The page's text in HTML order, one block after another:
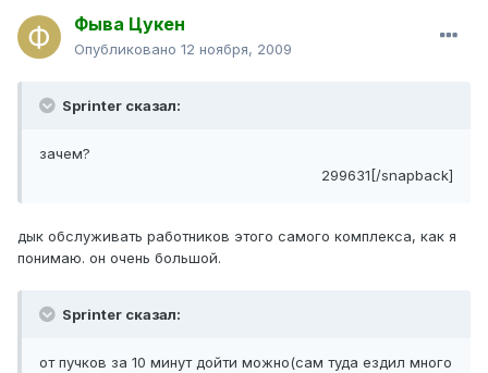
Фыва Цукен
Опубликовано 12 ноября, 2009
Sprinter сказал:
зачем?
299631[/snapback]
дык обслуживать работников этого самого комплекса, как я
понимаю. он очень большой.
Sprinter сказал:
от пучков за 10 минут дойти можно(сам туда ездил много